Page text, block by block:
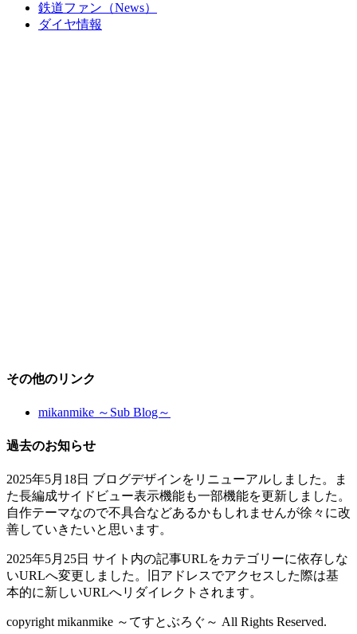
鉄道ファン（News）
ダイヤ情報
その他のリンク
mikanmike ～Sub Blog～
過去のお知らせ
2025年5月18日 ブログデザインをリニューアルしました。ま
た長編成サイドビュー表示機能も一部機能を更新しました。
自作テーマなので不具合などあるかもしれませんが徐々に改
善していきたいと思います。
2025年5月25日 サイト内の記事URLをカテゴリーに依存しな
いURLへ変更しました。旧アドレスでアクセスした際は基
本的に新しいURLへリダイレクトされます。
copyright mikanmike ～てすとぶろぐ～ All Rights Reserved.